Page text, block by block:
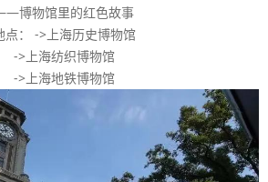
博物馆里的红色故事
点： ->上海历史博物馆
->上海纺织博物馆
->上海地铁博物馆